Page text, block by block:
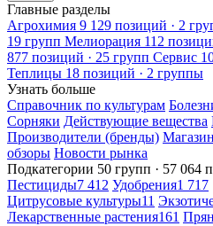
Главные разделы
Агрохимия 9 129 позиций · 2
19 групп Мелиорация 112
877 позиций · 25 групп Сервис
Теплицы 18 позиций · 2 группы
Узнать больше
Справочник по культурам
Сорняки Действующие вещества
Производители (бренды)
обзоры Новости рынка
Подкатегории 50 групп · 57 064
Пестициды7 412 Удобрения1 717
Цитрусовые культуры11
Лекарственные растения161